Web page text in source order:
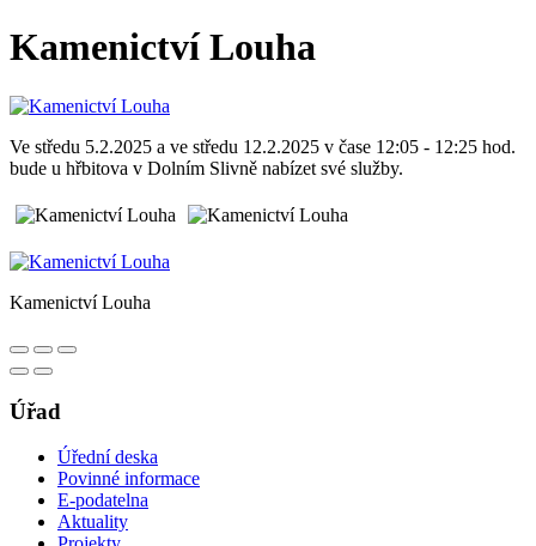
Kamenictví Louha
Ve středu 5.2.2025 a ve středu 12.2.2025 v čase 12:05 - 12:25 hod.
bude u hřbitova v Dolním Slivně nabízet své služby.
Kamenictví Louha
Úřad
Úřední deska
Povinné informace
E-podatelna
Aktuality